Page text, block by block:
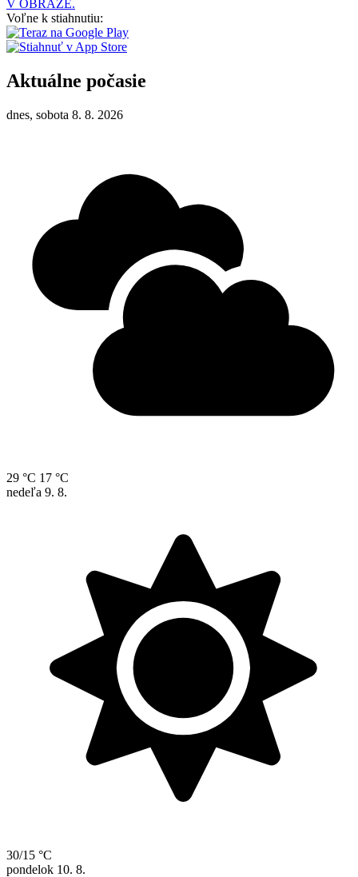
V OBRAZE.
Voľne k stiahnutiu:
Aktuálne počasie
dnes, sobota 8. 8. 2026
29 °C 17 °C
nedeľa 9. 8.
30/15 °C
pondelok 10. 8.